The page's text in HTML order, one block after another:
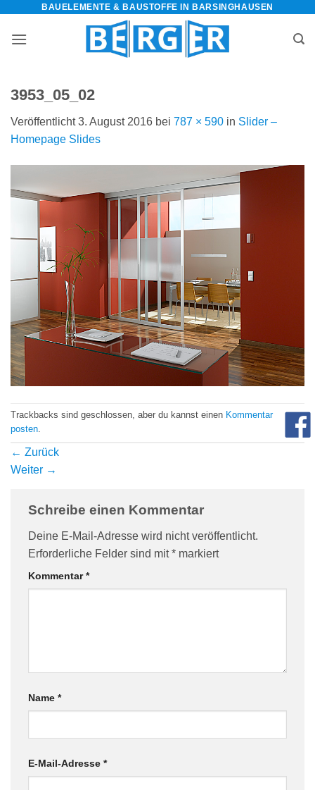
springen
BAUELEMENTE & BAUSTOFFE IN BARSINGHAUSEN
3953_05_02
Veröffentlicht3. August 2016 bei 787 × 590 in Slider –
Homepage Slides
Trackbacks sind geschlossen, aber du kannst einen Kommentar
posten
← Zurück
Weiter →
Schreibe einen Kommentar
Deine E-Mail-Adresse wird nicht veröffentlicht.
Erforderliche Felder sind mit* markiert
Kommentar*
Name *
E-Mail-Adresse *
da/7396d191548d7bebea1ee96e2c08/